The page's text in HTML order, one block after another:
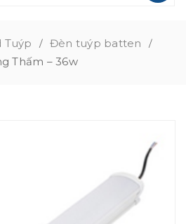
Tuýp / Đèn tuýp batten /
Thấm – 36w